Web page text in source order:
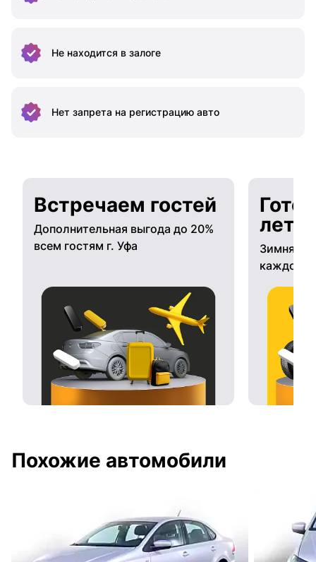
Не находится в залоге
Нет запрета на регистрацию авто
Встречаем гостей
Дополнительная выгода до 20%
всем гостям г. Уфа
Зимняя
каждому
Похожие автомобили